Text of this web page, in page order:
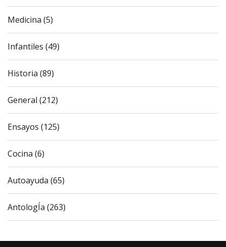
Medicina (5)
Infantiles (49)
Historia (89)
General (212)
Ensayos (125)
Cocina (6)
Autoayuda (65)
AntologÍa (263)